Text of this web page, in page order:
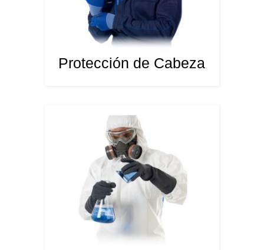
Protección de Cabeza